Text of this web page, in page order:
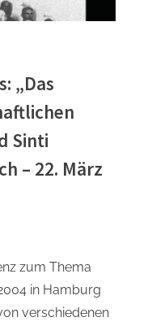
„Das
Sinti
– 22. März
zum Thema
in Hamburg
verschiedenen